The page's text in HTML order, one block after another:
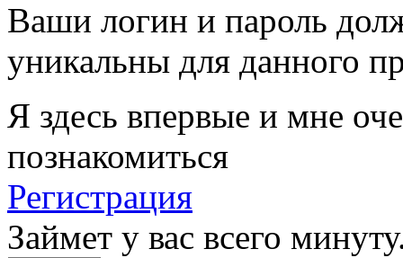
Ваши логин и пароль
уникальны для данного
Я здесь впервые и мне
познакомиться
Регистрация
Займет у вас всего